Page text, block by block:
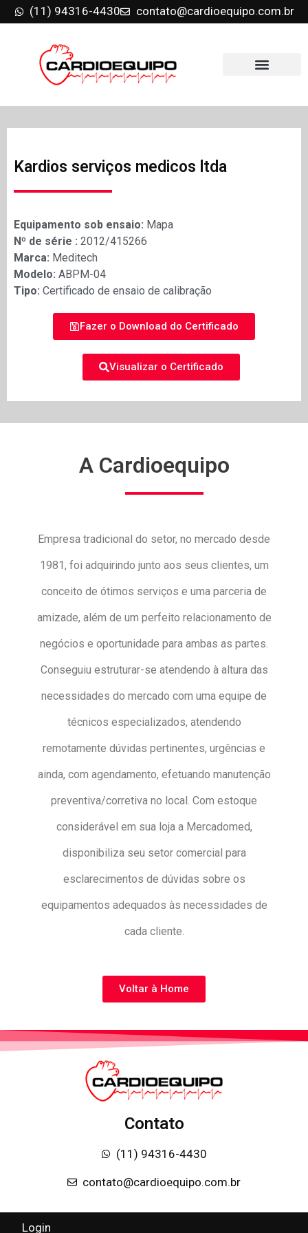
(11) 94316-4430 contato@cardioequipo.com.br
Kardios serviços medicos ltda
Equipamento sob ensaio: Mapa
Nº de série : 2012/415266
Marca: Meditech
Modelo: ABPM-04
Tipo: Certificado de ensaio de calibração
Fazer o Download do Certificado
Visualizar o Certificado
A Cardioequipo
Empresa tradicional do setor, no mercado desde
1981, foi adquirindo junto aos seus clientes, um
conceito de ótimos serviços e uma parceria de
amizade, além de um perfeito relacionamento de
negócios e oportunidade para ambas as partes.
Conseguiu estruturar-se atendendo à altura das
necessidades do mercado com uma equipe de
técnicos especializados, atendendo
remotamente dúvidas pertinentes, urgências e
ainda, com agendamento, efetuando manutenção
preventiva/corretiva no local. Com estoque
considerável em sua loja a Mercadomed,
disponibiliza seu setor comercial para
esclarecimentos de dúvidas sobre os
equipamentos adequados às necessidades de
cada cliente.
Voltar à Home
Contato
(11) 94316-4430
contato@cardioequipo.com.br
Login